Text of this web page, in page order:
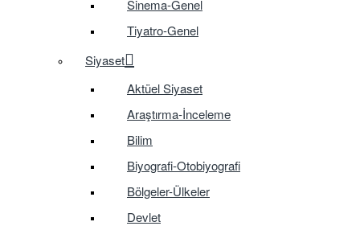
Sinema-Genel
Tiyatro-Genel
Siyaset
Aktüel Siyaset
Araştırma-İnceleme
Bilim
Biyografi-Otobiyografi
Bölgeler-Ülkeler
Devlet